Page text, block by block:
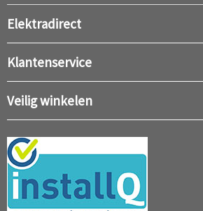
Elektradirect
Klantenservice
Veilig winkelen